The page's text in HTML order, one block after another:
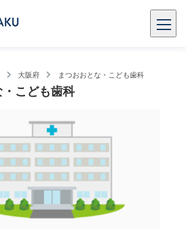
大阪府 まつおおとな・こども歯科
こども歯科